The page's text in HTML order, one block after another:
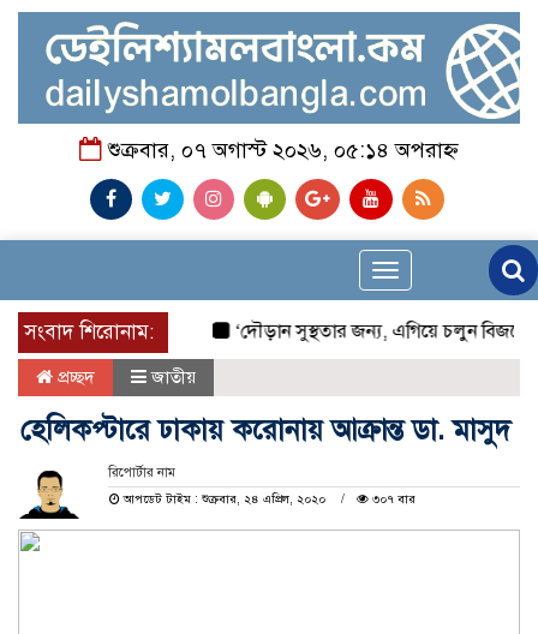
শুক্রবার, ০৭ অগাস্ট ২০২৬, ০৫:১৪ অপরাহ্ন
Toggle
navigation
সংবাদ শিরোনাম:
‘দৌড়ান সুস্থতার জন্য, এগিয়ে চলুন বিজয়ের
প্রচ্ছদ জাতীয়
হেলিকপ্টারে ঢাকায় করোনায় আক্রান্ত ডা. মাসুদ
রিপোর্টার নাম
আপডেট টাইম : শুক্রবার, ২৪ এপ্রিল, ২০২০
৩০৭ বার